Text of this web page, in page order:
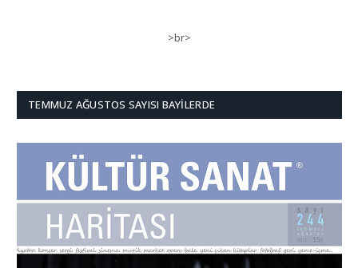
>br>
TEMMUZ AĞUSTOS SAYISI BAYILERDE